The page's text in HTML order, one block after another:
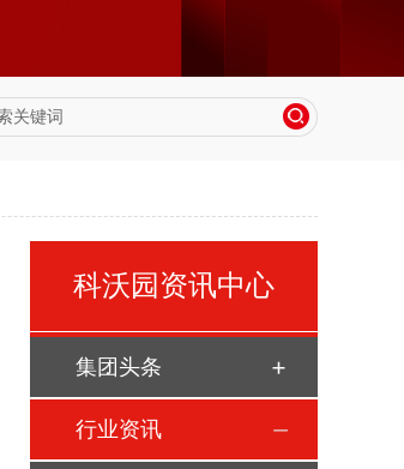
科沃园资讯中心
集团头条
行业资讯